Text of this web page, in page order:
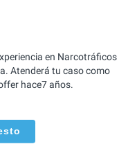
en Narcotráficos
Atenderá tu caso como
hace7 años.